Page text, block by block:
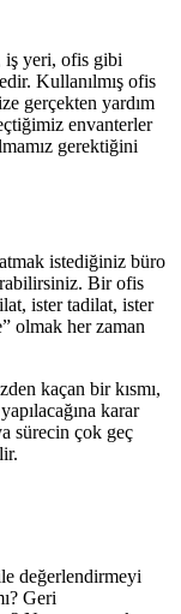
iş yeri, ofis gibi
Kullanılmış ofis
gerçekten yardım
envanterler
gerektiğini
istediğiniz büro
Bir ofis
ister tadilat, ister
olmak her zaman
kaçan bir kısmı,
karar
sürecin çok geç
değerlendirmeyi
Geri